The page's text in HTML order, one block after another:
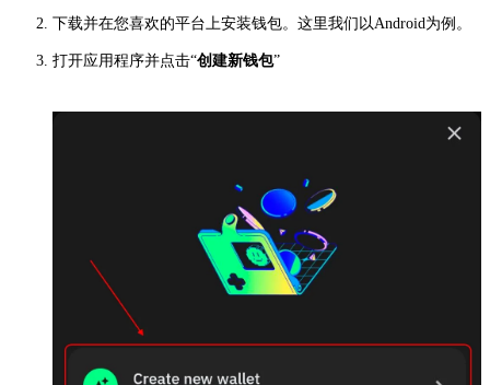
下载并在您喜欢的平台上安装钱包。这里我们以Android为例。
打开应用程序并点击“创建新钱包”